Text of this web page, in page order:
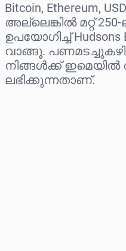
Bitcoin, Ethereum,
അല്ലെങ്കിൽ മറ്റ്
ഉപയോഗിച്ച്
വാങ്ങൂ.
നിങ്ങൾക്ക് ഇമെയിൽ
ലഭിക്കുന്നതാണ്.